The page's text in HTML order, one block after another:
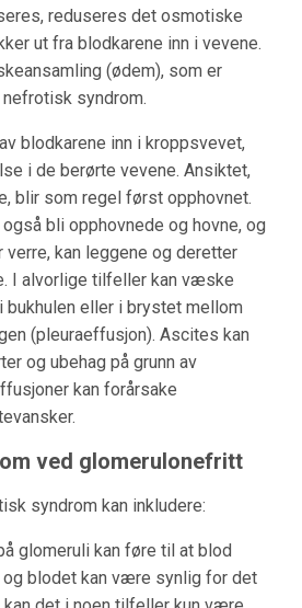
reduseres det osmotiske
ut fra blodkarene inn i vevene.
(ødem), som er
syndrom.
blodkarene inn i kroppsvevet,
i de berørte vevene. Ansiktet,
blir som regel først opphovnet.
bli opphovnede og hovne, og
kan leggene og deretter
I alvorlige tilfeller kan væske
eller i brystet mellom
(pleuraeffusjon). Ascites kan
og ubehag på grunn av
kan forårsake
ved glomerulonefritt
syndrom kan inkludere:
glomeruli kan føre til at blod
og blodet kan være synlig for det